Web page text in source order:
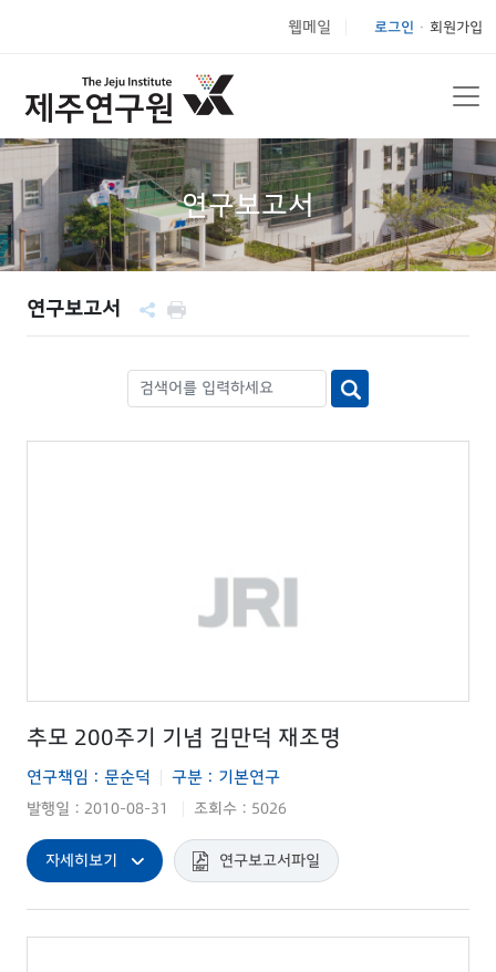
웹메일 로그인 회원가입
연구보고서
연구보고서
추모 200주기 기념 김만덕 재조명
연구책임 : 문순덕 구분 : 기본연구
발행일 : 2010-08-31 조회수 : 5026
자세히보기 연구보고서파일